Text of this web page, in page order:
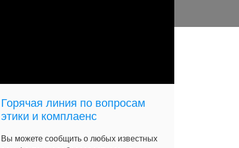
Горячая линия по вопросам
этики и комплаенс
Вы можете сообщить о любых известных